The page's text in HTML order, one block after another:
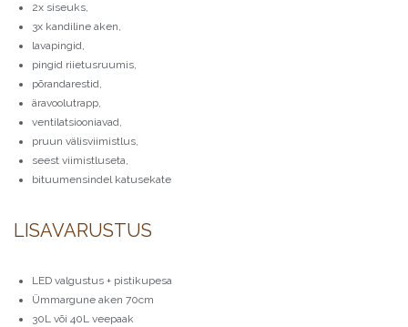
2x siseuks,
3x kandiline aken,
lavapingid,
pingid riietusruumis,
põrandarestid,
äravoolutrapp,
ventilatsiooniavad,
pruun välisviimistlus,
seest viimistluseta,
bituumensindel katusekate
LISAVARUSTUS
LED valgustus + pistikupesa
Ümmargune aken 70cm
30L või 40L veepaak